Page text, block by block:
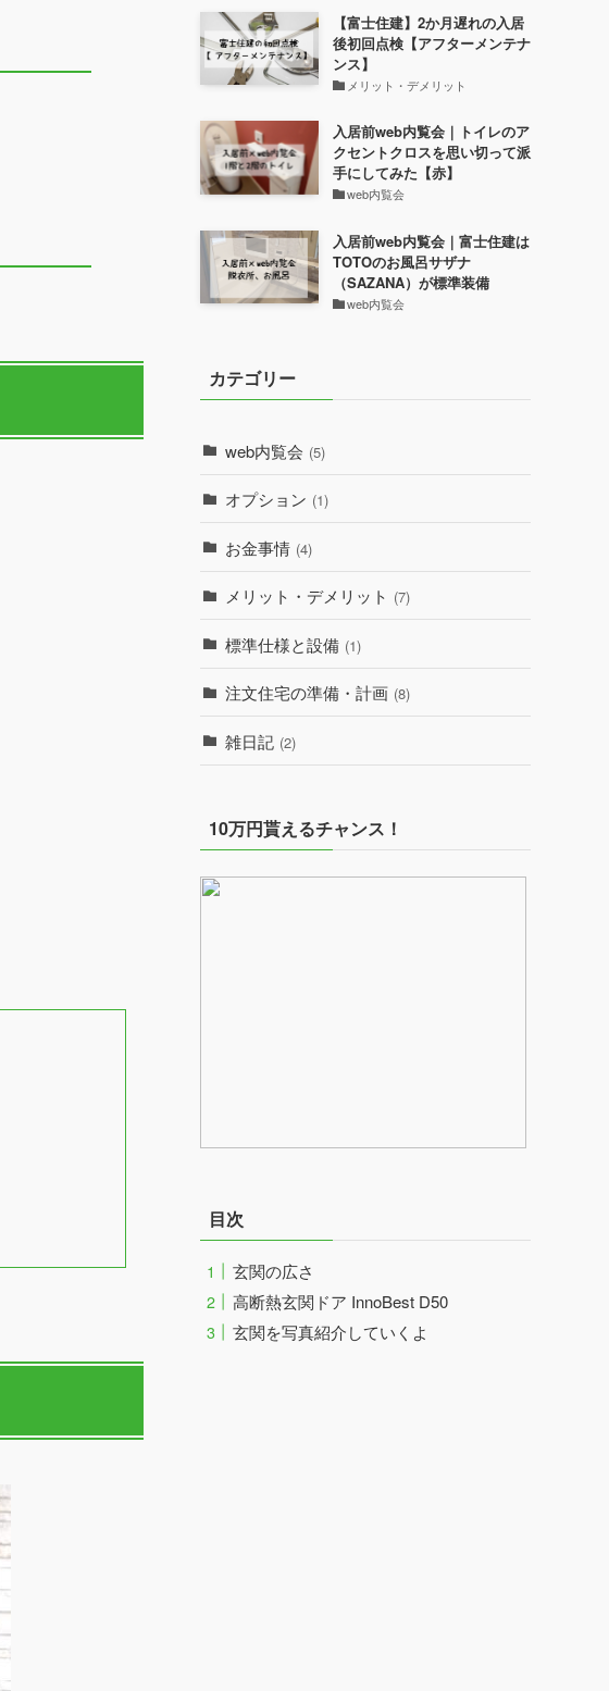
【富士住建】2か月遅れの入居
後初回点検【アフターメンテナ
ンス】
メリット・デメリット
入居前web内覧会｜トイレのア
クセントクロスを思い切って派
手にしてみた【赤】
web内覧会
入居前web内覧会｜富士住建は
TOTOのお風呂サザナ
（SAZANA）が標準装備
web内覧会
カテゴリー
web内覧会 (5)
オプション (1)
お金事情 (4)
メリット・デメリット (7)
標準仕様と設備 (1)
注文住宅の準備・計画 (8)
雑日記 (2)
10万円貰えるチャンス！
目次
玄関の広さ
高断熱玄関ドア InnoBest D50
玄関を写真紹介していくよ